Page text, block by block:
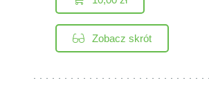
Zobacz skrót